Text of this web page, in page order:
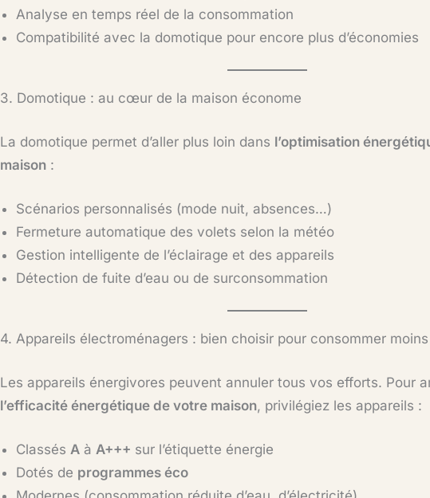
Analyse en temps réel de la consommation
Compatibilité avec la domotique pour encore plus d’économies
3. Domotique : au cœur de la maison économe
La domotique permet d’aller plus loin dans l’optimisation
maison :
Scénarios personnalisés (mode nuit, absences…)
Fermeture automatique des volets selon la météo
Gestion intelligente de l’éclairage et des appareils
Détection de fuite d’eau ou de surconsommation
4. Appareils électroménagers : bien choisir pour consommer moins
Les appareils énergivores peuvent annuler tous vos efforts. Pour
l’efficacité énergétique de votre maison, privilégiez les appareils :
Classés A à A+++ sur l’étiquette énergie
Dotés de programmes éco